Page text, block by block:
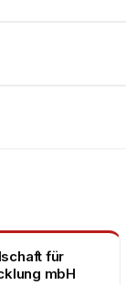
für
mbH